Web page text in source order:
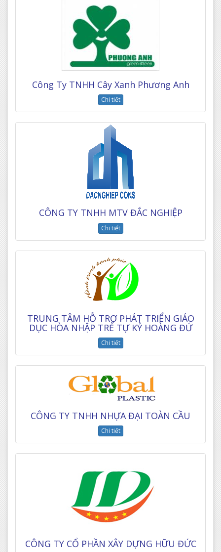
Công Ty TNHH Cây Xanh Phương Anh
Chi tiết
CÔNG TY TNHH MTV ĐẮC NGHIỆP
Chi tiết
TRUNG TÂM HỖ TRỢ PHÁT TRIỂN GIÁO
DỤC HÒA NHẬP TRẺ TỰ KỶ HOÀNG ĐỨ
Chi tiết
CÔNG TY TNHH NHỰA ĐẠI TOÀN CẦU
Chi tiết
CÔNG TY CỔ PHẦN XÂY DỰNG HỮU ĐỨC